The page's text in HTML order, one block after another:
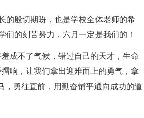
的殷切期盼，也是学校全体老师的希
的刻苦努力，六月一定是我们的！
成不了气候，错过自己的天才，生命
响，让我们拿出迎难而上的勇气，拿
，勇往直前，用勤奋铺平通向成功的道